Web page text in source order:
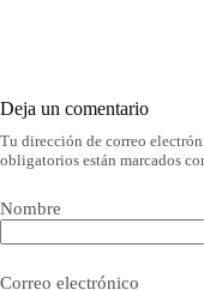
Deja un comentario
Tu dirección de correo
obligatorios están marcados
Nombre
Correo electrónico